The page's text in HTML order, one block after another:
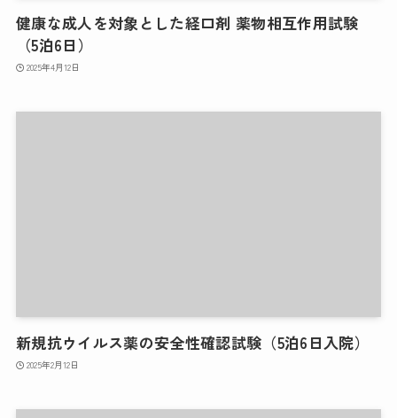
健康な成人を対象とした経口剤 薬物相互作用試験
（5泊6日）
2025年4月12日
新規抗ウイルス薬の安全性確認試験（5泊6日入院）
2025年2月12日